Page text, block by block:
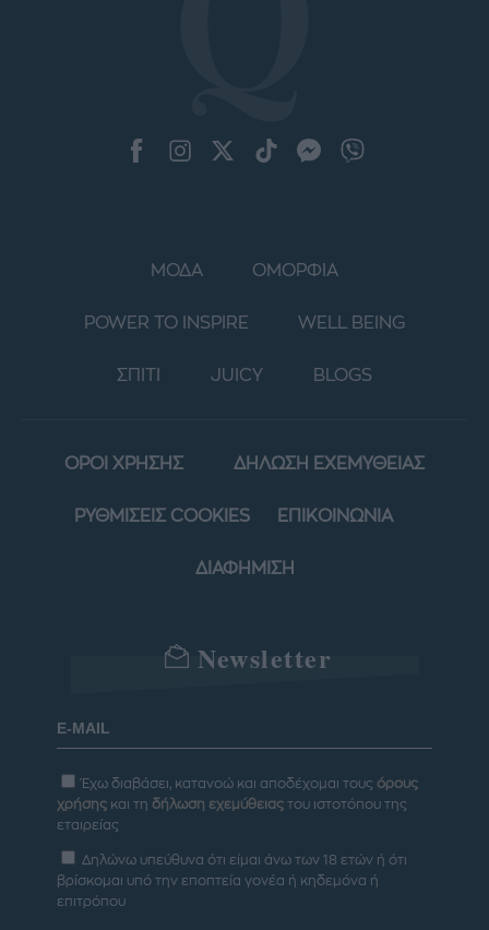
ΜΟΔΑ ΟΜΟΡΦΙΑ
POWER TO INSPIRE WELL BEING
ΣΠΙΤΙ JUICY BLOGS
ΟΡΟΙ ΧΡΗΣΗΣ ΔΗΛΩΣΗ ΕΧΕΜΥΘΕΙΑΣ
ΡΥΘΜΙΣΕΙΣ COOKIES ΕΠΙΚΟΙΝΩΝΙΑ
ΔΙΑΦΗΜΙΣΗ
Newsletter
Έχω διαβάσει, κατανοώ και αποδέχομαι τους όρους
χρήσης και τη δήλωση εχεμύθειας του ιστοτόπου της
εταιρείας
Δηλώνω υπεύθυνα ότι είμαι άνω των 18 ετών ή ότι
βρίσκομαι υπό την εποπτεία γονέα ή κηδεμόνα ή
επιτρόπου